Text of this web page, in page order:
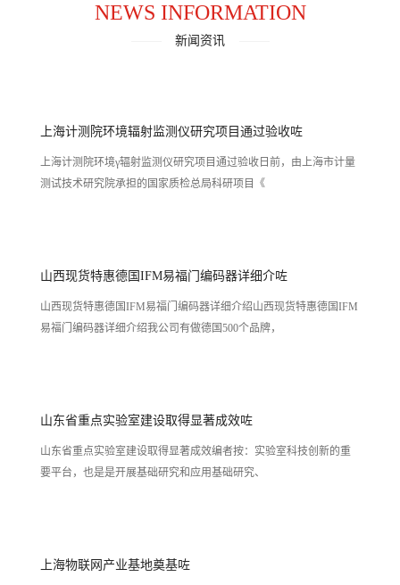
NEWS INFORMATION
新闻资讯
上海计测院环境辐射监测仪研究项目通过验收咗
上海计测院环境γ辐射监测仪研究项目通过验收日前，由上海市计量
测试技术研究院承担的国家质检总局科研项目《
山西现货特惠德国IFM易福门编码器详细介咗
山西现货特惠德国IFM易福门编码器详细介绍山西现货特惠德国IFM
易福门编码器详细介绍我公司有做德国500个品牌，
山东省重点实验室建设取得显著成效咗
山东省重点实验室建设取得显著成效编者按：实验室科技创新的重
要平台，也是是开展基础研究和应用基础研究、
上海物联网产业基地奠基咗